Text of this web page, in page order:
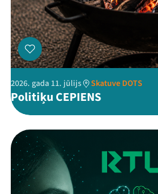
ThreadsFacebookYoutube
X
2026. gada 11. jūlijs Skatuve DOTS
Politiķu CEPIENS